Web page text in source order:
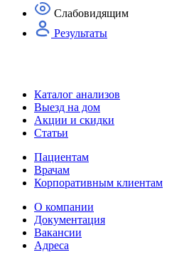
Слабовидящим
Результаты
Каталог анализов
Выезд на дом
Акции и скидки
Статьи
Пациентам
Врачам
Корпоративным клиентам
О компании
Документация
Вакансии
Адреса